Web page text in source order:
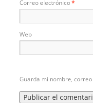
Correo electrónico*
Web
Guarda mi nombre,